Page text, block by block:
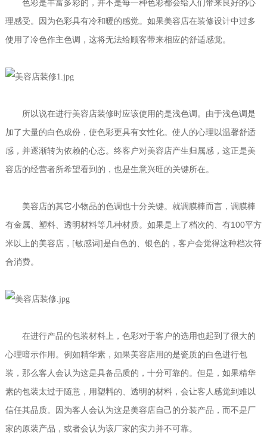
色彩是丰富多彩的，并不是每一种色彩都会给人们带来良好的心
理感受。因为色彩具有冷和暖的感觉。如果美容店在装修设计中过多
使用了冷色作主色调，这将无法给顾客带来相应的舒适感觉。
所以说在进行美容店装修时应该使用的是浅色调。由于浅色调是
加了大量的白色成份，使色彩更具有女性化。使人的心理以温馨舒适
感，并逐渐转为依赖的心态。终客户对美容店产生归属感，这正是美
容店的经营者所希望看到的，也是生意兴旺的关键所在。
美容店的其它小物品的色调也十分关键。就调膜棒而言，调膜棒
有金属、塑料、透明材料等几种材质。如果是上了档次的、有100平方
米以上的美容店，[敏感词]是白色的、银色的，客户会觉得这种档次符
合消费。
在进行产品的包装材料上，色彩对于客户的选用也起到了很大的
心理暗示作用。例如精华素，如果美容店用的是瓷质的白色进行包
装，那么客人会认为这是具备品质的，十分可靠的。但是，如果精华
素的包装太过于随意，用塑料的、透明的材料，会让客人感觉到难以
信任其品质。因为客人会认为这是美容店自己的分装产品，而不是厂
家的原装产品，或者会认为该厂家的实力并不可靠。